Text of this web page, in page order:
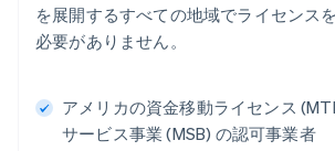
を展開するすべての地域でライセンス
必要がありません。
アメリカの資金移動ライセンス
サービス事業 (MSB) の認可事業者